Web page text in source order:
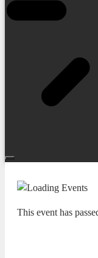
This event has